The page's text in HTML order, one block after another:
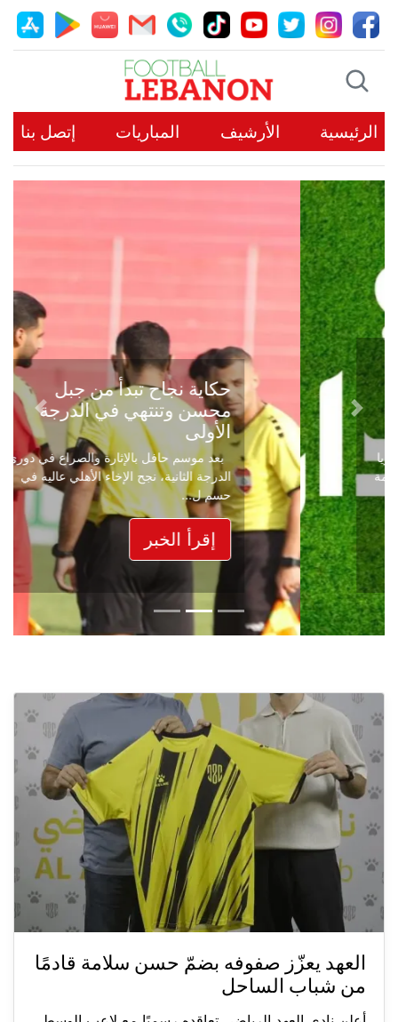
الرئيسية الأرشيف المباريات إتصل بنا
حكاية نجاح تبدأ من جبل
محسن وتنتهي في الدرجة
الأولى
بعد موسم حافل بالإثارة والصراع في دوري
الدرجة الثانية، نجح الإخاء الأهلي عاليه في
حسم ل...
إقرأ الخبر
Previous
Next
العهد يعزّز صفوفه بضمّ حسن سلامة قادمًا
من شباب الساحل